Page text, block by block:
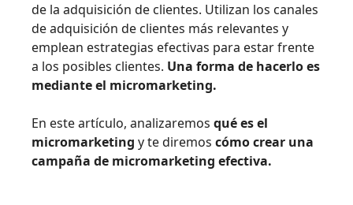
de la adquisición de clientes. Utilizan los canales
de adquisición de clientes más relevantes y
emplean estrategias efectivas para estar frente
a los posibles clientes. Una forma de hacerlo es
mediante el micromarketing.
En este artículo, analizaremos qué es el
micromarketing y te diremos cómo crear una
campaña de micromarketing efectiva.